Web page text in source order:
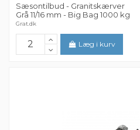
Sæsontilbud - Granitskærver
Grå 11/16 mm - Big Bag 1000 kg
Grat.dk
Læg i kurv